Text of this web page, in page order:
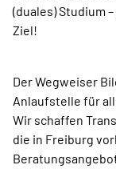
(duales) Studium
Ziel!
Der Wegweiser
Anlaufstelle für
Wir schaffen
die in Freiburg